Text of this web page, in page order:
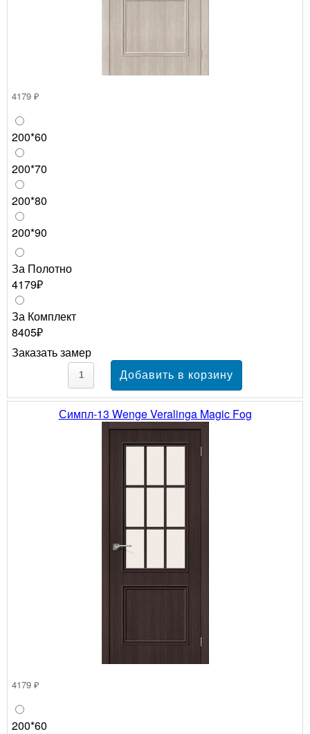
4179 ₽
200*60
200*70
200*80
200*90
За Полотно
4179₽
За Комплект
8405₽
Заказать замер
Симпл-13 Wenge Veralinga Magic Fog
4179 ₽
200*60